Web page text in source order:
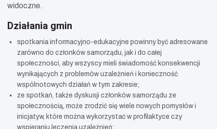
widoczne.
Działania gmin
spotkania informacyjno-edukacyjne powinny być adresowane
zarówno do członków samorządu, jak i do całej
społeczności, aby wszyscy mieli świadomość konsekwencji
wynikających z problemów uzależnień i konieczność
wspólnotowych działań w tym zakresie;
ze spotkań, także dyskusji członków samorządu ze
społecznością, może zrodzić się wiele nowych pomysłów i
inicjatyw, które można wykorzystać w profilaktyce czy
wspieraniu leczenia uzależnień;